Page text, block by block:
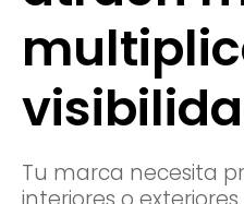
Tu marca necesita